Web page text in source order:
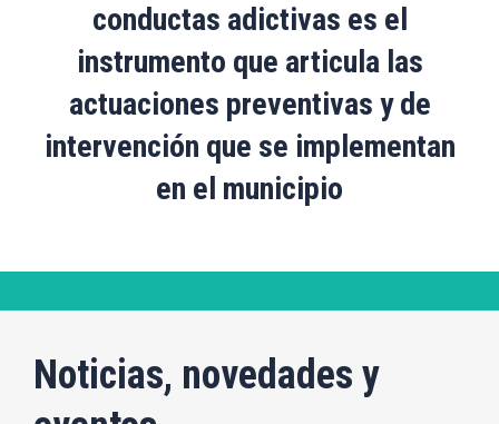
conductas adictivas es el
instrumento que articula las
actuaciones preventivas y de
intervención que se implementan
en el municipio
Noticias, novedades y